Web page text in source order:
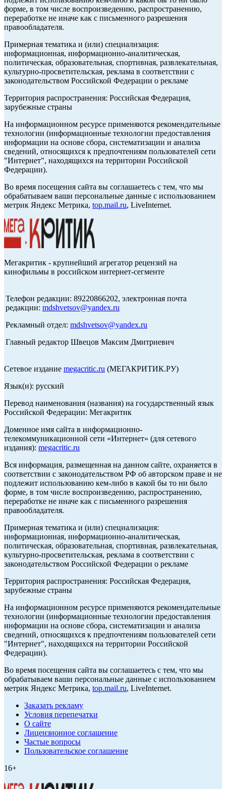
форме, в том числе воспроизведению, распространению,
переработке не иначе как с письменного разрешения
правообладателя.
Примерная тематика и (или) специализация:
информационная, информационно-аналитическая,
политическая, образовательная, спортивная, развлекательная,
культурно-просветительская, реклама в соответствии с
законодательством Российской Федерации о рекламе
Территория распространения: Российская Федерация,
зарубежные страны
На информационном ресурсе применяются рекомендательные
технологии (информационные технологии предоставления
информации на основе сбора, систематизации и анализа
сведений, относящихся к предпочтениям пользователей сети
"Интернет", находящихся на территории Российской
Федерации).
Во время посещения сайта вы соглашаетесь с тем, что мы
обрабатываем ваши персональные данные с использованием
метрик Яндекс Метрика, top.mail.ru, LiveInternet.
Мегакритик - крупнейший агрегатор рецензий на
кинофильмы в российском интернет-сегменте
Телефон редакции: 89220866202, электронная почта
редакции: mdshvetsov@yandex.ru
Рекламный отдел: mdshvetsov@yandex.ru
Главный редактор Швецов Максим Дмитриевич
Сетевое издание megacritic.ru (МЕГАКРИТИК.РУ)
Язык(и): русский
Перевод наименования (названия) на государственный язык
Российской Федерации: Мегакритик
Доменное имя сайта в информационно-
телекоммуникационной сети «Интернет» (для сетевого
издания): megacritic.ru
Вся информация, размещенная на данном сайте, охраняется в
соответствии с законодательством РФ об авторском праве и не
подлежит использованию кем-либо в какой бы то ни было
форме, в том числе воспроизведению, распространению,
переработке не иначе как с письменного разрешения
правообладателя.
Примерная тематика и (или) специализация:
информационная, информационно-аналитическая,
политическая, образовательная, спортивная, развлекательная,
культурно-просветительская, реклама в соответствии с
законодательством Российской Федерации о рекламе
Территория распространения: Российская Федерация,
зарубежные страны
На информационном ресурсе применяются рекомендательные
технологии (информационные технологии предоставления
информации на основе сбора, систематизации и анализа
сведений, относящихся к предпочтениям пользователей сети
"Интернет", находящихся на территории Российской
Федерации).
Во время посещения сайта вы соглашаетесь с тем, что мы
обрабатываем ваши персональные данные с использованием
метрик Яндекс Метрика, top.mail.ru, LiveInternet.
Заказать рекламу
Условия перепечатки
О сайте
Лицензионное соглашение
Частые вопросы
Пользовательское соглашение
16+